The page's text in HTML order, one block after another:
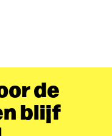
de
blijf